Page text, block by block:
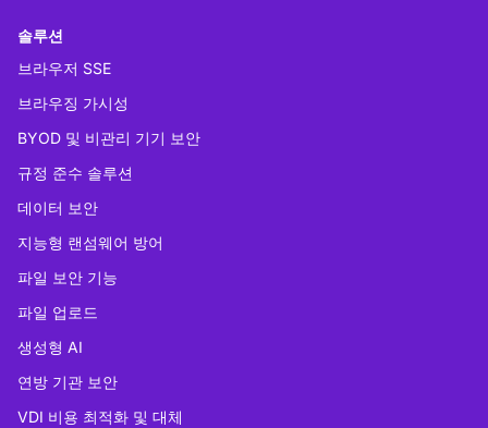
솔루션
브라우저 SSE
브라우징 가시성
BYOD 및 비관리 기기 보안
규정 준수 솔루션
데이터 보안
지능형 랜섬웨어 방어
파일 보안 기능
파일 업로드
생성형 AI
연방 기관 보안
VDI 비용 최적화 및 대체